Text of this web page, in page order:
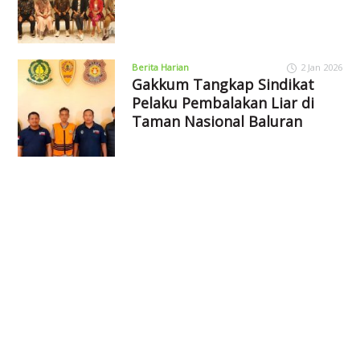
Berita Harian 2 Jan 2026
Gakkum Tangkap Sindikat
Pelaku Pembalakan Liar di
Taman Nasional Baluran